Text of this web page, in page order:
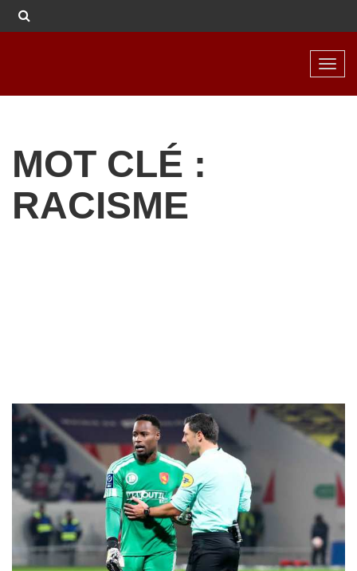
MOT CLÉ :
RACISME